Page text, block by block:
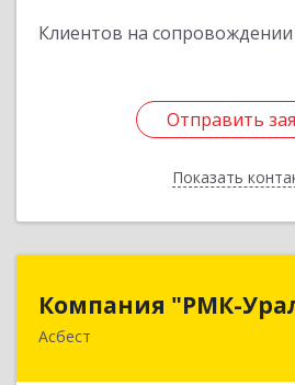
Клиентов на сопровождении
Отправить
Показать
Отправить
Назад
Компания "РМК-
Асбест